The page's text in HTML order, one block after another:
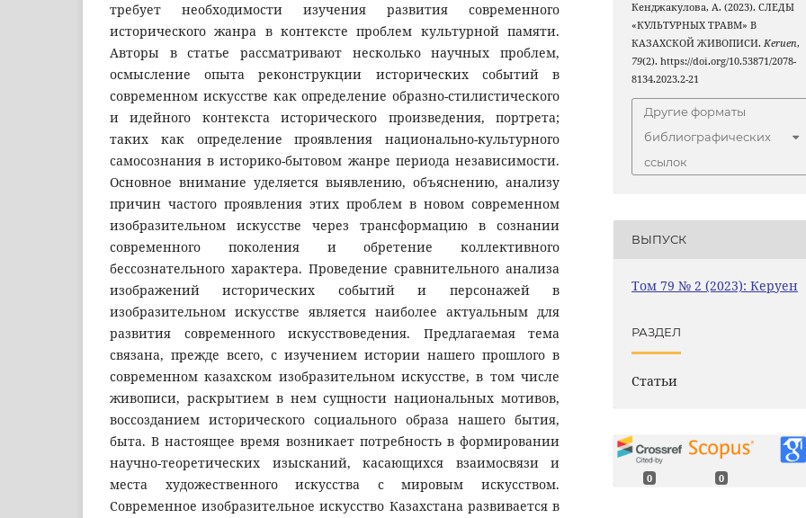
требует необходимости изучения развития современного
исторического жанра в контексте проблем культурной памяти.
Авторы в статье рассматривают несколько научных проблем,
осмысление опыта реконструкции исторических событий в
современном искусстве как определение образно-стилистического
и идейного контекста исторического произведения, портрета;
таких как определение проявления национально-культурного
самосознания в историко-бытовом жанре периода независимости.
Основное внимание уделяется выявлению, объяснению, анализу
причин частого проявления этих проблем в новом современном
изобразительном искусстве через трансформацию в сознании
современного поколения и обретение коллективного
бессознательного характера. Проведение сравнительного анализа
изображений исторических событий и персонажей в
изобразительном искусстве является наиболее актуальным для
развития современного искусствоведения. Предлагаемая тема
связана, прежде всего, с изучением истории нашего прошлого в
современном казахском изобразительном искусстве, в том числе
живописи, раскрытием в нем сущности национальных мотивов,
воссозданием исторического социального образа нашего бытия,
быта. В настоящее время возникает потребность в формировании
научно-теоретических изысканий, касающихся взаимосвязи и
места художественного искусства с мировым искусством.
Современное изобразительное искусство Казахстана развивается в
Кенджакулова, А. (2023). СЛЕДЫ
«КУЛЬТУРНЫХ ТРАВМ» В
КАЗАХСКОЙ ЖИВОПИСИ.Keruen,
79(2). https://doi.org/10.53871/2078-
8134.2023.2-21
Другие форматы
библиографических
ссылок
ВЫПУСК
Том 79 № 2 (2023): Керуен
РАЗДЕЛ
Статьи
0 0